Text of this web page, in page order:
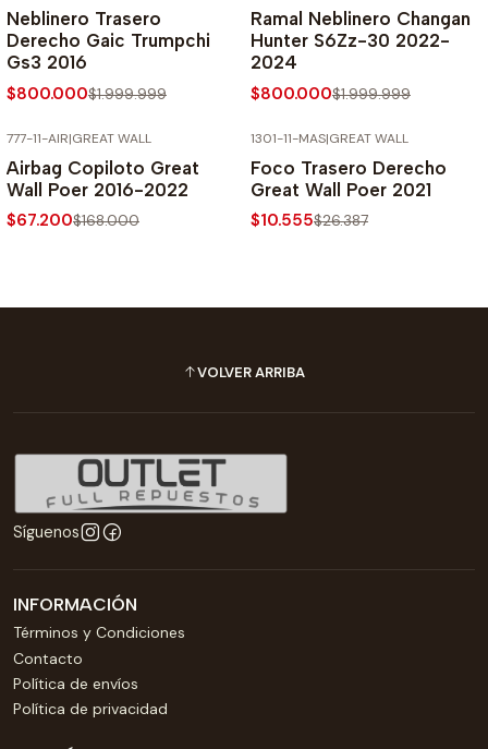
Neblinero Trasero
Derecho Gaic Trumpchi
Gs3 2016
$800.000$1.999.999
Ramal Neblinero Changan
Hunter S6Zz-30 2022-
2024
$800.000$1.999.999
777-11-AIR|GREAT WALL
Airbag Copiloto Great
Wall Poer 2016-2022
$67.200$168.000
1301-11-MAS|GREAT WALL
Foco Trasero Derecho
Great Wall Poer 2021
$10.555$26.387
VOLVER ARRIBA
Síguenos
INFORMACIÓN
Términos y Condiciones
Contacto
Política de envíos
Política de privacidad